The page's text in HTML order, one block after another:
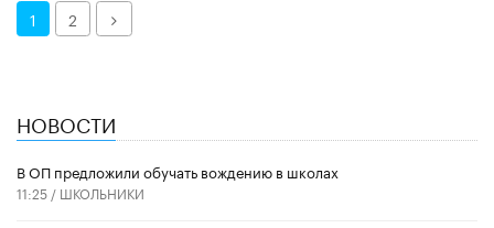
1 2 Далее
НОВОСТИ
В ОП предложили обучать вождению в школах
11:25 / ШКОЛЬНИКИ